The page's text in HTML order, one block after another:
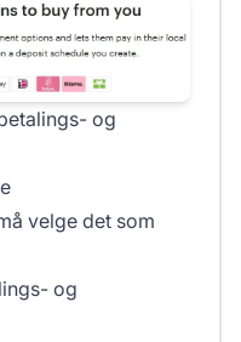
og
velge det som
og